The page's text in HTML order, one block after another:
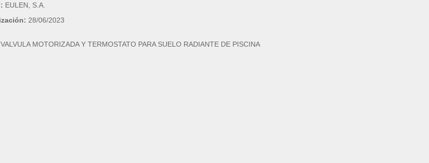
EULEN, S.A.
28/06/2023
MOTORIZADA Y TERMOSTATO PARA SUELO RADIANTE DE PISCINA